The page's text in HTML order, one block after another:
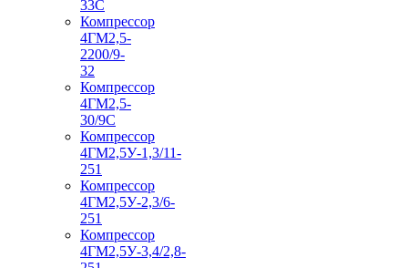
33С
Компрессор
4ГМ2,5-
2200/9-
32
Компрессор
4ГМ2,5-
30/9С
Компрессор
4ГМ2,5У-1,3/11-
251
Компрессор
4ГМ2,5У-2,3/6-
251
Компрессор
4ГМ2,5У-3,4/2,8-